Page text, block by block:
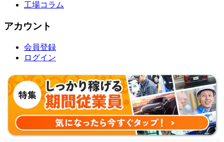
工場コラム
アカウント
会員登録
ログイン